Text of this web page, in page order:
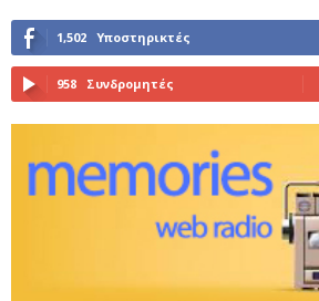
1,502 Υποστηρικτές
958 Συνδρομητές